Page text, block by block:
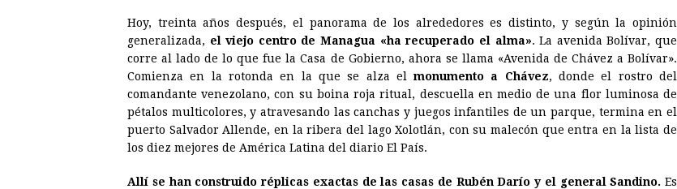
Hoy, treinta años después, el panorama de los alrededores es distinto, y según la opinión
generalizada, el viejo centro de Managua «ha recuperado el alma». La avenida Bolívar, que
corre al lado de lo que fue la Casa de Gobierno, ahora se llama «Avenida de Chávez a Bolívar».
Comienza en la rotonda en la que se alza elmonumento a Chávez, donde el rostro del
comandante venezolano, con su boina roja ritual, descuella en medio de una flor luminosa de
pétalos multicolores, y atravesando las canchas y juegos infantiles de un parque, termina en el
puerto Salvador Allende, en la ribera del lago Xolotlán, con su malecón que entra en la lista de
los diez mejores de América Latina del diario El País.
Allí se han construido réplicas exactas de las casas de Rubén Darío y el general Sandino. Es